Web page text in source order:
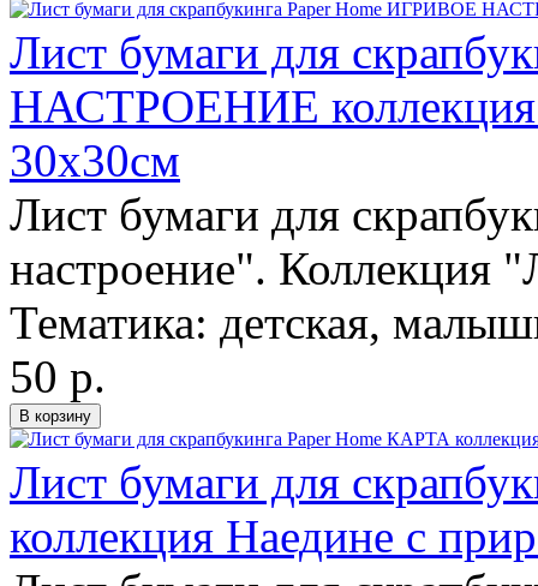
Лист бумаги для
НАСТРОЕНИЕ коллекция
30х30см
Лист бумаги для
настроение". Коллекция
Тематика: детская,
50 р.
Лист бумаги для
коллекция Наедине с